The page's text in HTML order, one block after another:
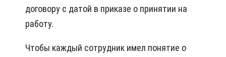
договору с датой в приказе о принятии на
работу.
Чтобы каждый сотрудник имел понятие о